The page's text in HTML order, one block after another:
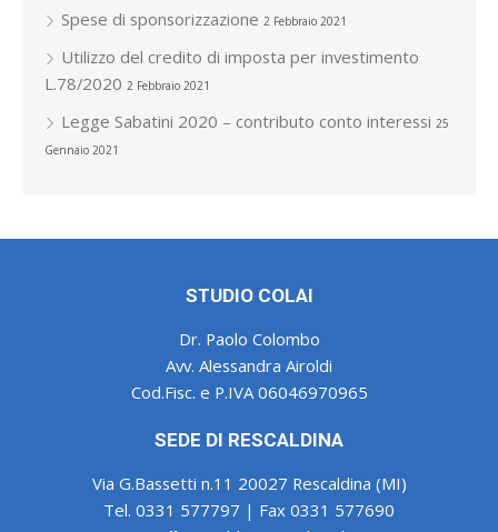
Spese di sponsorizzazione 2 Febbraio 2021
Utilizzo del credito di imposta per investimento
L.78/2020 2 Febbraio 2021
Legge Sabatini 2020 – contributo conto interessi 25
Gennaio 2021
STUDIO COLAI
Dr. Paolo Colombo
Avv. Alessandra Airoldi
Cod.Fisc. e P.IVA 06046970965
SEDE DI RESCALDINA
Via G.Bassetti n.11 20027 Rescaldina (MI)
Tel. 0331 577797 | Fax 0331 577690